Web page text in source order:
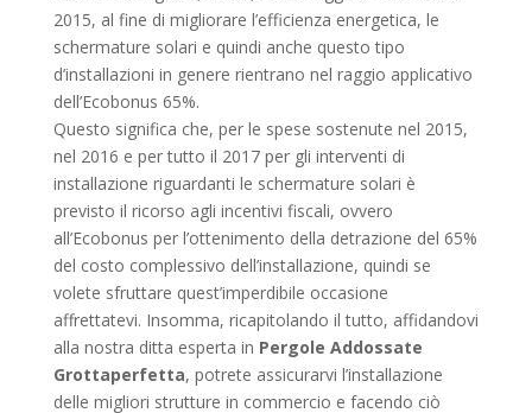
2015, al fine di migliorare l’efficienza energetica, le
schermature solari e quindi anche questo tipo
d’installazioni in genere rientrano nel raggio applicativo
dell’Ecobonus 65%.
Questo significa che, per le spese sostenute nel 2015,
nel 2016 e per tutto il 2017 per gli interventi di
installazione riguardanti le schermature solari è
previsto il ricorso agli incentivi fiscali, ovvero
all’Ecobonus per l’ottenimento della detrazione del 65%
del costo complessivo dell’installazione, quindi se
volete sfruttare quest’imperdibile occasione
affrettatevi. Insomma, ricapitolando il tutto, affidandovi
alla nostra ditta esperta in Pergole Addossate
Grottaperfetta, potrete assicurarvi l’installazione
delle migliori strutture in commercio e facendo ciò